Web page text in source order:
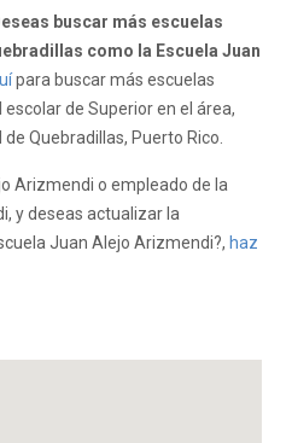
buscar más escuelas
como la Escuela Juan
para buscar más escuelas
de Superior en el área,
Quebradillas, Puerto Rico.
Arizmendi o empleado de la
y deseas actualizar la
Juan Alejo Arizmendi?, haz